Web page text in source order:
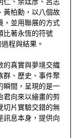
黃柏勳，以八個故
，並用聯展的方式
比著永恆的符號
程與結果。
的真實與夢境交織
群、歷史、事件聚
瞬間，呈現的是一
君向來以繪畫的剪
切片實驗交錯的無
訊息本身，提供向